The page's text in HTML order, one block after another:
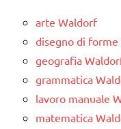
arte Waldorf
disegno di
geografia
grammatica
lavoro manuale
matematica